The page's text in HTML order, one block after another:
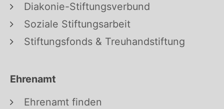
Diakonie-Stiftungsverbund
Soziale Stiftungsarbeit
Stiftungsfonds & Treuhandstiftung
Ehrenamt
Ehrenamt finden